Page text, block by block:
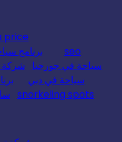
price
seo
برنامج
سياحة في جورجيا
شركة
سياحة في دبي
snorkeling spots